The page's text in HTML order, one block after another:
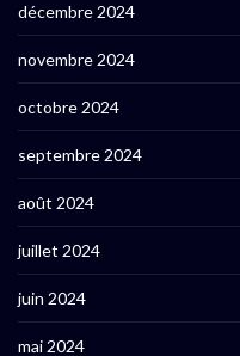
décembre 2024
novembre 2024
octobre 2024
septembre 2024
août 2024
juillet 2024
juin 2024
mai 2024